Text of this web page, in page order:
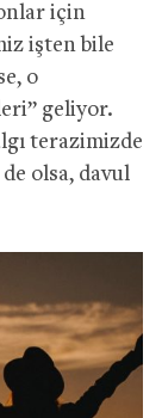
için
işten bile
o
geliyor.
terazimizde
olsa, davul